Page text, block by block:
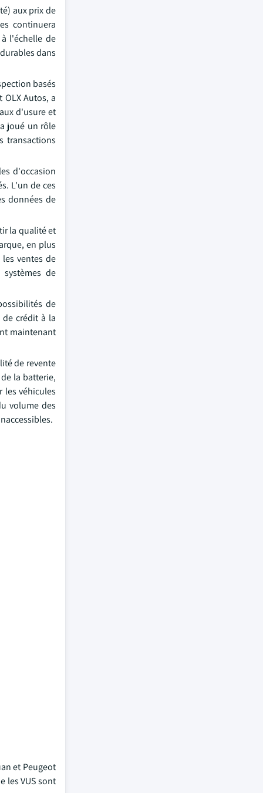
aux prix de
continuera
l'échelle de
dans
basés
Autos, a
d'usure et
joué un rôle
transactions
d'occasion
L'un de ces
données de
la qualité et
en plus
ventes de
de
de
crédit à la
maintenant
de revente
la batterie,
les véhicules
volume des
et Peugeot
les VUS sont